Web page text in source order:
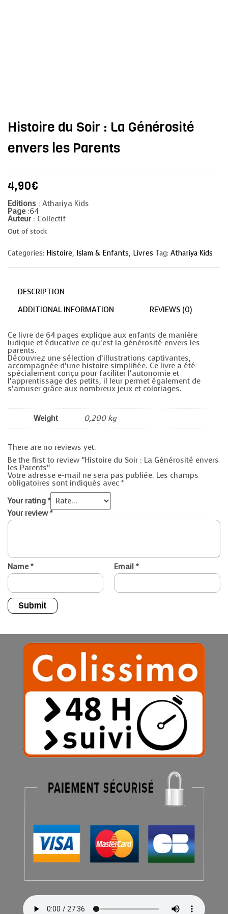
Histoire du Soir : La Générosité
envers les Parents
4,90€
Editions : Athariya Kids
Page:64
Auteur : Collectif
Out of stock
Categories: Histoire, Islam & Enfants, Livres Tag: Athariya Kids
DESCRIPTION
ADDITIONAL INFORMATION
REVIEWS (0)
Ce livre de 64 pages explique aux enfants de manière
ludique et éducative ce qu’est la générosité envers les
parents.
Découvrez une sélection d’illustrations captivantes,
accompagnée d’une histoire simplifiée. Ce livre a été
spécialement conçu pour faciliter l’autonomie et
l’apprentissage des petits, il leur permet également de
s’amuser grâce aux nombreux jeux et coloriages.
Weight 0,200 kg
There are no reviews yet.
Be the first to review “Histoire du Soir : La Générosité envers
les Parents”
Votre adresse e-mail ne sera pas publiée. Les champs
obligatoires sont indiqués avec *
Your rating *
Your review*
Name* Email *